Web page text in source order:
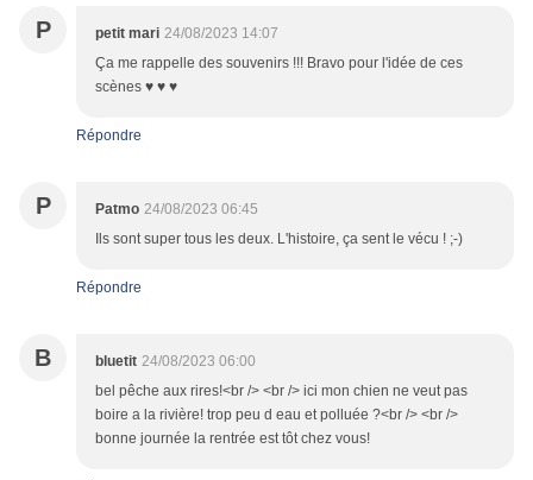
P petit mari 24/08/2023 14:07
Ça me rappelle des souvenirs !!! Bravo pour l'idée de ces
scènes ♥ ♥ ♥
Répondre
P Patmo 24/08/2023 06:45
Ils sont super tous les deux. L'histoire, ça sent le vécu ! ;-)
Répondre
B bluetit 24/08/2023 06:00
bel pêche aux rires!<br /> <br /> ici mon chien ne veut pas
boire a la rivière! trop peu d eau et polluée ?<br /> <br />
bonne journée la rentrée est tôt chez vous!